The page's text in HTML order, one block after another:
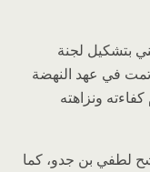
بتشكيل لجنة
تمت في عهد النهضة
ونزاهته
لطفي بن جدو، كما